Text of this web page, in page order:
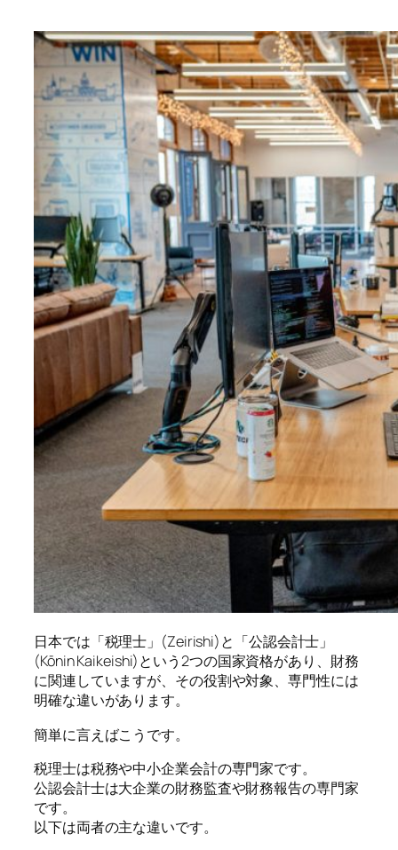
日本では「税理士」(Zeirishi)と「公認会計士」
(Kōnin Kaikeishi)という2つの国家資格があり、財務
に関連していますが、その役割や対象、専門性には
明確な違いがあります。
簡単に言えばこうです。
税理士は税務や中小企業会計の専門家です。
公認会計士は大企業の財務監査や財務報告の専門家
です。
以下は両者の主な違いです。